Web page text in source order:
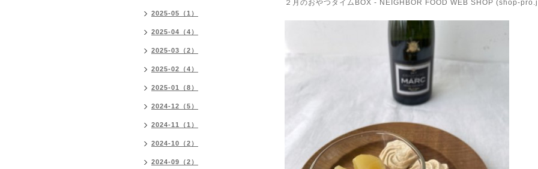
２月のおやつタイムBOX - NEIGHBOR FOOD WEB SHOP (shop-
2025-05（1）
2025-04（4）
2025-03（2）
2025-02（4）
2025-01（8）
2024-12（5）
2024-11（1）
2024-10（2）
2024-09（2）